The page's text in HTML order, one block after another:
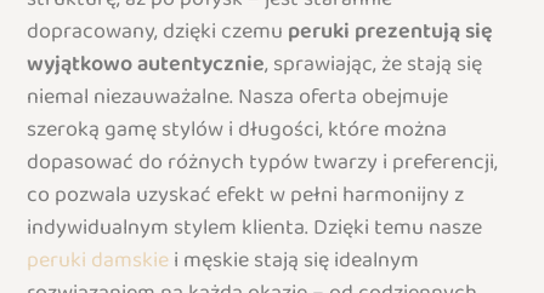
dopracowany, dzięki czemu peruki prezentują się
wyjątkowo autentycznie, sprawiając, że stają się
niemal niezauważalne. Nasza oferta obejmuje
szeroką gamę stylów i długości, które można
dopasować do różnych typów twarzy i preferencji,
co pozwala uzyskać efekt w pełni harmonijny z
indywidualnym stylem klienta. Dzięki temu nasze
peruki damskiei męskie stają się idealnym